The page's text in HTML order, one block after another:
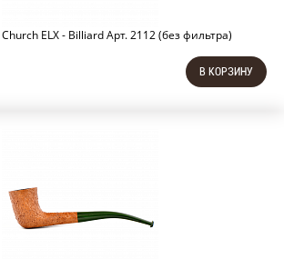
ELX - Billiard Арт. 2112 (без фильтра)
В КОРЗИНУ